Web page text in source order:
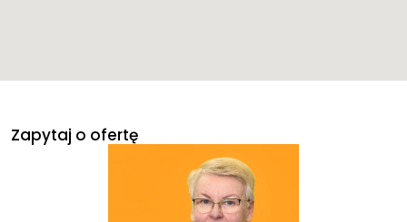
Zapytaj o ofertę